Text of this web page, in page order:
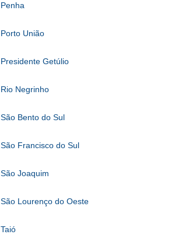
Penha
Porto União
Presidente Getúlio
Rio Negrinho
São Bento do Sul
São Francisco do Sul
São Joaquim
São Lourenço do Oeste
Taió